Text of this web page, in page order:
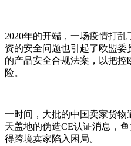
2020年的开端，一场疫情打
资的安全问题也引起了欧盟委
的产品安全合规法案，以把
险。
一时间，大批的中国卖家货
天盖地的伪造CE认证消息，
得跨境卖家陷入困局。